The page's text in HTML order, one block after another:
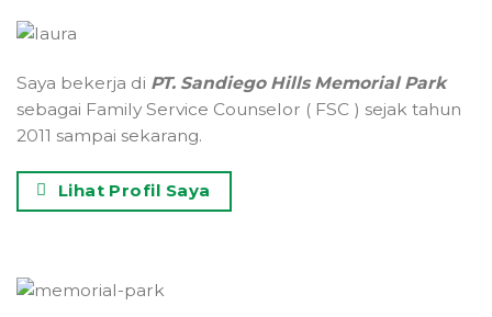
Saya bekerja di PT. Sandiego Hills Memorial Park
sebagai Family Service Counselor ( FSC ) sejak tahun
2011 sampai sekarang.
Lihat Profil Saya